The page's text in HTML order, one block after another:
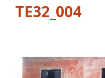
TE32_004